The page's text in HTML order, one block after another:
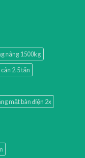
nâng 1500kg
2.5 tấn
mặt bàn điện 2x